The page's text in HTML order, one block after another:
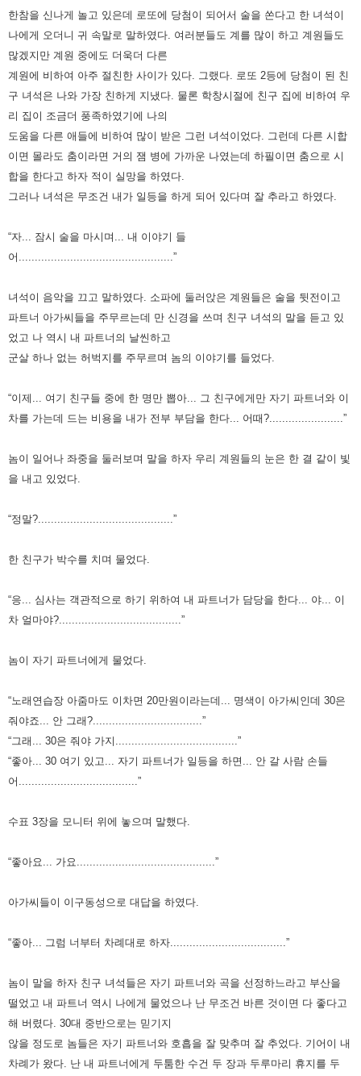
한참을 신나게 놀고 있은데 로또에 당첨이 되어서 술을 쏜다고 한 녀석이
나에게 오더니 귀 속말로 말하였다. 여러분들도 계를 많이 하고 계원들도
많겠지만 계원 중에도 더욱더 다른
계원에 비하여 아주 절친한 사이가 있다.
그랬다.
로또 2등에 당첨이 된 친
구 녀석은 나와 가장 친하게 지냈다. 물론 학창시절에 친구 집에 비하여 우
리 집이 조금더 풍족하였기에 나의
도움을 다른 애들에 비하여 많이 받은 그런 녀석이었다.
그런데 다른 시합
이면 몰라도 춤이라면 거의 잼 병에 가까운 나였는데 하필이면 춤으로 시
합을 한다고 하자 적이 실망을 하였다.
그러나 녀석은 무조건 내가 일등을 하게 되어 있다며 잘 추라고 하였다.
“자... 잠시 술을 마시며... 내 이야기 들
어................................................”
녀석이 음악을 끄고 말하였다. 소파에 둘러앉은 계원들은 술을 뒷전이고
파트너 아가씨들을 주무르는데 만 신경을 쓰며 친구 녀석의 말을 듣고 있
었고 나 역시 내 파트너의 날씬하고
군살 하나 없는 허벅지를 주무르며 놈의 이야기를 들었다.
“이제... 여기 친구들 중에 한 명만 뽑아... 그 친구에게만 자기 파트너와 이
차를 가는데 드는 비용을 내가 전부 부담을 한다... 어때?.......................”
놈이 일어나 좌중을 둘러보며 말을 하자 우리 계원들의 눈은 한 결 같이 빛
을 내고 있었다.
“정말?..........................................”
한 친구가 박수를 치며 물었다.
“응... 심사는 객관적으로 하기 위하여 내 파트너가 담당을 한다... 야... 이
차 얼마야?......................................”
놈이 자기 파트너에게 물었다.
“노래연습장 아줌마도 이차면 20만원이라는데... 명색이 아가씨인데 30은
줘야죠... 안 그래?..................................”
“그래... 30은 줘야 가지......................................”
“좋아... 30 여기 있고... 자기 파트너가 일등을 하면... 안 갈 사람 손들
어.....................................”
수표 3장을 모니터 위에 놓으며 말했다.
“좋아요... 가요...........................................”
아가씨들이 이구동성으로 대답을 하였다.
“좋아... 그럼 너부터 차례대로 하자....................................”
놈이 말을 하자 친구 녀석들은 자기 파트너와 곡을 선정하느라고 부산을
떨었고 내 파트너 역시 나에게 물었으나 난 무조건 바른 것이면 다 좋다고
해 버렸다. 30대 중반으로는 믿기지
않을 정도로 놈들은 자기 파트너와 호흡을 잘 맞추며 잘 추었다. 기어이 내
차례가 왔다. 난 내 파트너에게 두툼한 수건 두 장과 두루마리 휴지를 두